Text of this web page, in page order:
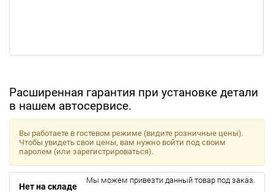
Расширенная гарантия при установке детали
в нашем автосервисе.
Вы работаете в гостевом режиме (видите розничные цены).
Чтобы увидеть свои цены, вам нужно войти под своим
паролем (или зарегистрироваться).
Нет на складе
Мы можем привезти данный товар под заказ.